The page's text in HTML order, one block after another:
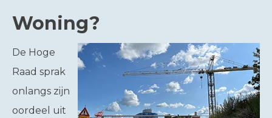
Woning?
De Hoge
Raad sprak
onlangs zijn
oordeel uit